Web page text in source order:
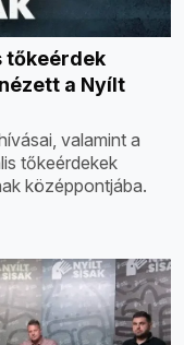
tőkeérdek
a Nyílt
valamint a
tőkeérdekek
középpontjába.